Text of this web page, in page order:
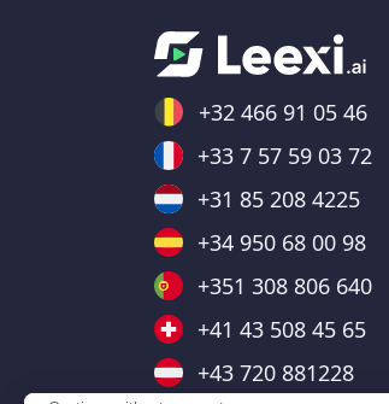
+32 466 91 05 46
+33 7 57 59 03 72
+31 85 208 4225
+34 950 68 00 98
+351 308 806 640
+41 43 508 45 65
+43 720 881228